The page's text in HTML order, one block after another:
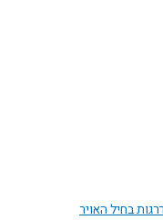
האויר